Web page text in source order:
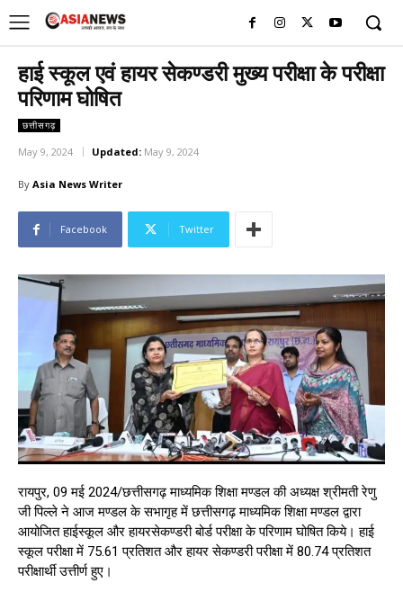
हाई स्कूल एवं हायर सेकण्डरी मुख्य परीक्षा के परीक्षा
परिणाम घोषित
छत्तीसगढ़
May 9, 2024 Updated: May 9, 2024
By Asia News Writer
Facebook Twitter
रायपुर, 09 मई 2024/छत्तीसगढ़ माध्यमिक शिक्षा मण्डल की अध्यक्ष श्रीमती रेणु
जी पिल्ले ने आज मण्डल के सभागृह में छत्तीसगढ़ माध्यमिक शिक्षा मण्डल द्वारा
आयोजित हाईस्कूल और हायरसेकण्डरी बोर्ड परीक्षा के परिणाम घोषित किये। हाई
स्कूल परीक्षा में 75.61 प्रतिशत और हायर सेकण्डरी परीक्षा में 80.74 प्रतिशत
परीक्षार्थी उत्तीर्ण हुए।